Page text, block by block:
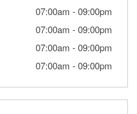
07:00am -09:00pm
07:00am -09:00pm
07:00am -09:00pm
07:00am -09:00pm